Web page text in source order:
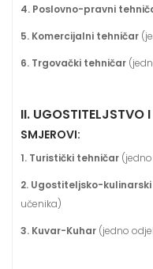
4. Poslovno-pravni
5. Komercijalni tehničar
6. Trgovački tehničar
II. UGOSTITELJSTVO
SMJEROVI:
1. Turistički tehničar
2. Ugostiteljsko-
učenika)
3. Kuvar-Kuhar (jedno